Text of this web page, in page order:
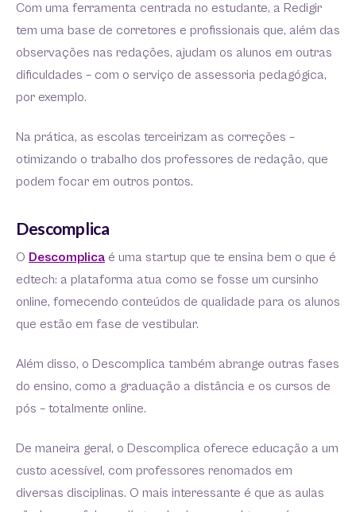
Com uma ferramenta centrada no estudante, a Redigir
tem uma base de corretores e profissionais que, além das
observações nas redações, ajudam os alunos em outras
dificuldades – com o serviço de assessoria pedagógica,
por exemplo.
Na prática, as escolas terceirizam as correções –
otimizando o trabalho dos professores de redação, que
podem focar em outros pontos.
Descomplica
O Descomplica é uma startup que te ensina bem o que é
edtech: a plataforma atua como se fosse um cursinho
online, fornecendo conteúdos de qualidade para os alunos
que estão em fase de vestibular.
Além disso, o Descomplica também abrange outras fases
do ensino, como a graduação a distância e os cursos de
pós – totalmente online.
De maneira geral, o Descomplica oferece educação a um
custo acessível, com professores renomados em
diversas disciplinas. O mais interessante é que as aulas